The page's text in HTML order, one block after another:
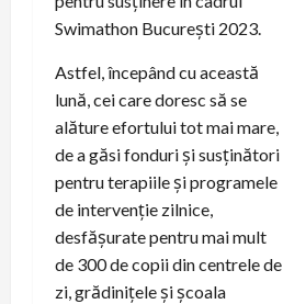
Swimathon București 2023.
Astfel, începând cu această
lună, cei care doresc să se
alăture efortului tot mai mare,
de a găsi fonduri și susținători
pentru terapiile și programele
de intervenție zilnice,
desfășurate pentru mai mult
de 300 de copii din centrele de
zi, grădinițele și școala